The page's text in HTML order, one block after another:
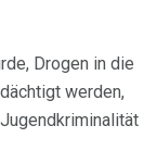
Drogen in die
werden,